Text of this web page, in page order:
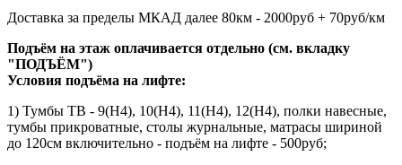
Доставка за пределы МКАД далее 80км - 2000руб + 70руб/км
Подъём на этаж оплачивается отдельно (см. вкладку
"ПОДЪЁМ")
Условия подъёма на лифте:
1) Тумбы ТВ - 9(Н4), 10(Н4), 11(Н4), 12(Н4), полки навесные,
тумбы прикроватные, столы журнальные, матрасы шириной
до 120см включительно - подъём на лифте - 500руб;